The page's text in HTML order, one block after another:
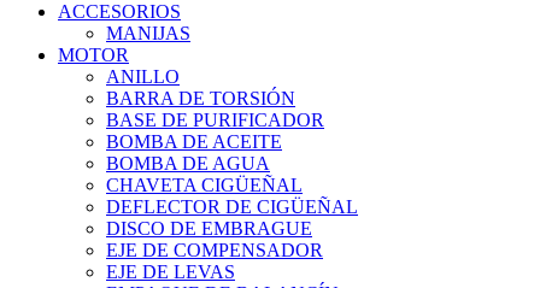
ACCESORIOS
MANIJAS
MOTOR
ANILLO
BARRA DE TORSIÓN
BASE DE PURIFICADOR
BOMBA DE ACEITE
BOMBA DE AGUA
CHAVETA CIGÜEÑAL
DEFLECTOR DE CIGÜEÑAL
DISCO DE EMBRAGUE
EJE DE COMPENSADOR
EJE DE LEVAS